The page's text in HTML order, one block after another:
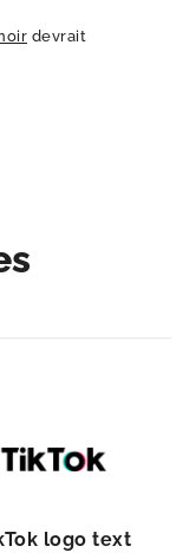
devrait
logo text